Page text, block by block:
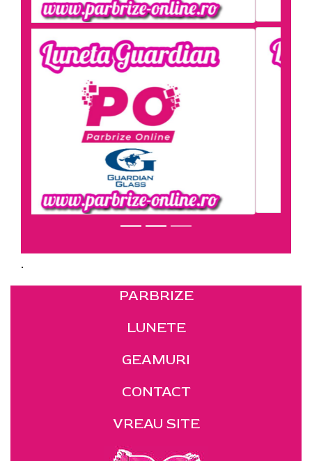
PARBRIZE
LUNETE
GEAMURI
CONTACT
VREAU SITE